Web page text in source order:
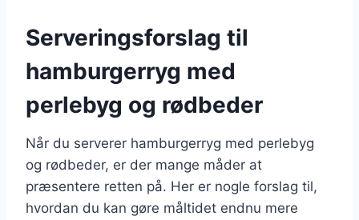
Serveringsforslag til
hamburgerryg med
perlebyg og rødbeder
Når du serverer hamburgerryg med perlebyg
og rødbeder, er der mange måder at
præsentere retten på. Her er nogle forslag til,
hvordan du kan gøre måltidet endnu mere